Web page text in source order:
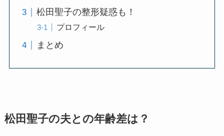
松田聖子の整形疑惑も！
プロフィール
まとめ
松田聖子の夫との年齢差は？